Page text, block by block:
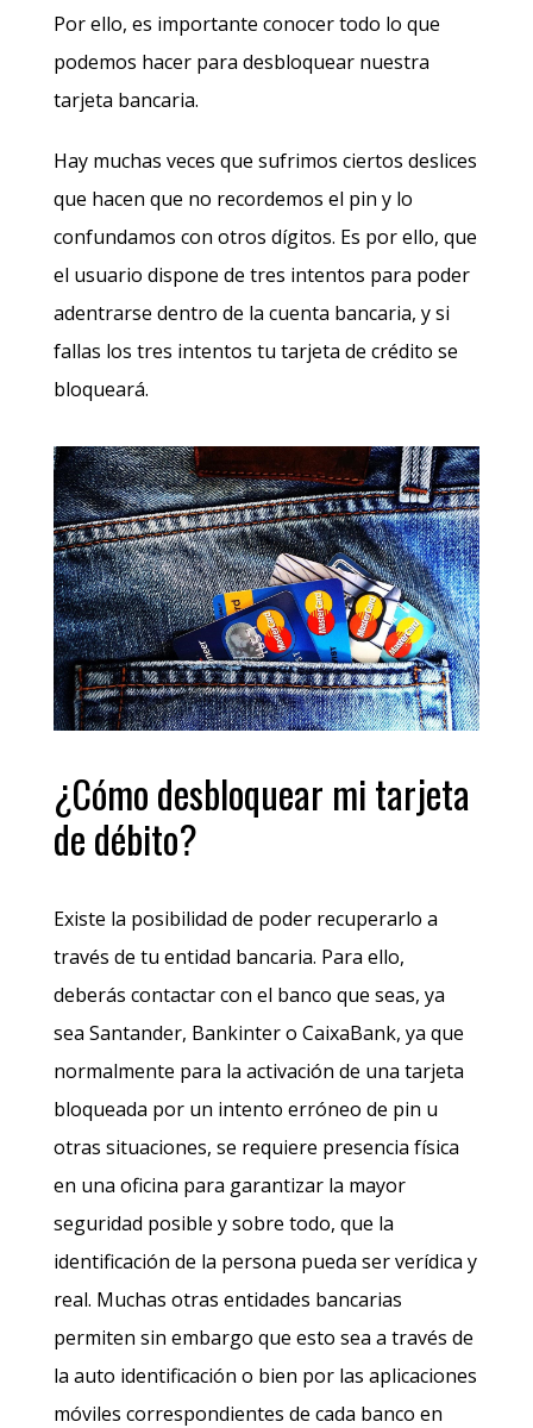
Por ello, es importante conocer todo lo que
podemos hacer para desbloquear nuestra
tarjeta bancaria.
Hay muchas veces que sufrimos ciertos deslices
que hacen que no recordemos el pin y lo
confundamos con otros dígitos. Es por ello, que
el usuario dispone de tres intentos para poder
adentrarse dentro de la cuenta bancaria, y si
fallas los tres intentos tu tarjeta de crédito se
bloqueará.
¿Cómo desbloquear mi tarjeta
de débito?
Existe la posibilidad de poder recuperarlo a
través de tu entidad bancaria. Para ello,
deberás contactar con el banco que seas, ya
sea Santander, Bankinter o CaixaBank, ya que
normalmente para la activación de una tarjeta
bloqueada por un intento erróneo de pin u
otras situaciones, se requiere presencia física
en una oficina para garantizar la mayor
seguridad posible y sobre todo, que la
identificación de la persona pueda ser verídica y
real. Muchas otras entidades bancarias
permiten sin embargo que esto sea a través de
la auto identificación o bien por las aplicaciones
móviles correspondientes de cada banco en